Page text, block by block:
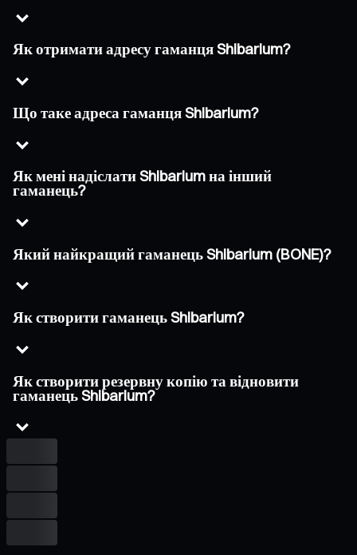
Як отримати адресу гаманця Shibarium?
Що таке адреса гаманця Shibarium?
Як мені надіслати Shibarium на інший
гаманець?
Який найкращий гаманець Shibarium (BONE)?
Як створити гаманець Shibarium?
Як створити резервну копію та відновити
гаманець Shibarium?